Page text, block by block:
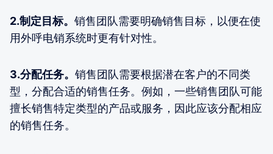
2.制定目标。 销售团队需要明确销售目标，以便在使
用外呼电销系统时更有针对性。
3.分配任务。 销售团队需要根据潜在客户的不同类
型，分配合适的销售任务。例如，一些销售团队可能
擅长销售特定类型的产品或服务，因此应该分配相应
的销售任务。